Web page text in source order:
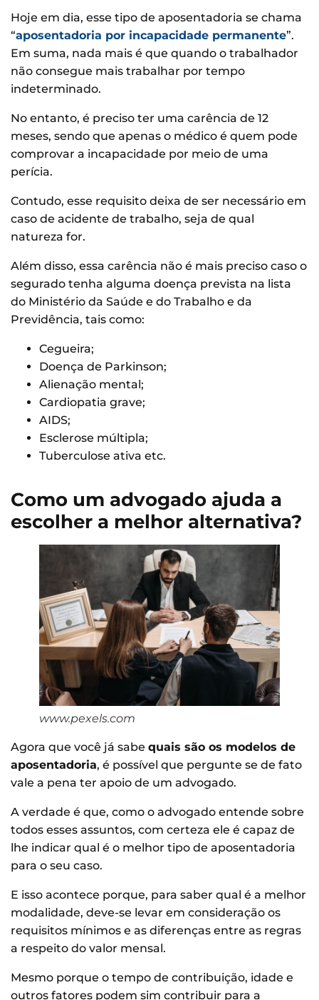
Hoje em dia, esse tipo de aposentadoria se chama
“aposentadoria por incapacidade permanente”.
Em suma, nada mais é que quando o trabalhador
não consegue mais trabalhar por tempo
indeterminado.
No entanto, é preciso ter uma carência de 12
meses, sendo que apenas o médico é quem pode
comprovar a incapacidade por meio de uma
perícia.
Contudo, esse requisito deixa de ser necessário em
caso de acidente de trabalho, seja de qual
natureza for.
Além disso, essa carência não é mais preciso caso o
segurado tenha alguma doença prevista na lista
do Ministério da Saúde e do Trabalho e da
Previdência, tais como:
Cegueira;
Doença de Parkinson;
Alienação mental;
Cardiopatia grave;
AIDS;
Esclerose múltipla;
Tuberculose ativa etc.
Como um advogado ajuda a
escolher a melhor alternativa?
www.pexels.com
Agora que você já sabe quais são os modelos de
aposentadoria, é possível que pergunte se de fato
vale a pena ter apoio de um advogado.
A verdade é que, como o advogado entende sobre
todos esses assuntos, com certeza ele é capaz de
lhe indicar qual é o melhor tipo de aposentadoria
para o seu caso.
E isso acontece porque, para saber qual é a melhor
modalidade, deve-se levar em consideração os
requisitos mínimos e as diferenças entre as regras
a respeito do valor mensal.
Mesmo porque o tempo de contribuição, idade e
outros fatores podem sim contribuir para a